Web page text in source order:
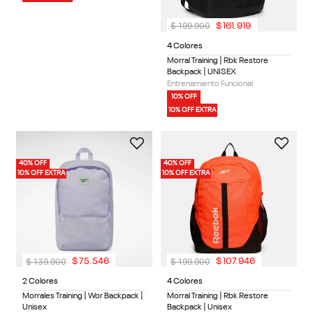
4 Colores
Morral Training | Rbk Restore
Backpack | UNISEX
Entrenamiento Funcional
10% OFF
10% OFF EXTRA
$ 199.900 $161 919
40% OFF
10% OFF EXTRA
2 Colores
Morrales Training | Wor Backpack |
Unisex
$ 139.900 $ 75.546
40% OFF
10% OFF EXTRA
4 Colores
Morral Training | Rbk Restore
Backpack | Unisex
$ 199.900 $ 107.946